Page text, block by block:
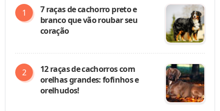
7 raças de cachorro preto e
branco que vão roubar seu
coração
12 raças de cachorros com
orelhas grandes: fofinhos e
orelhudos!